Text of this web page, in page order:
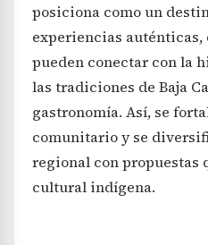
posiciona como un
experiencias
pueden conectar con la
las tradiciones de Baja
gastronomía. Así, se
comunitario y se
regional con propuestas
cultural indígena.